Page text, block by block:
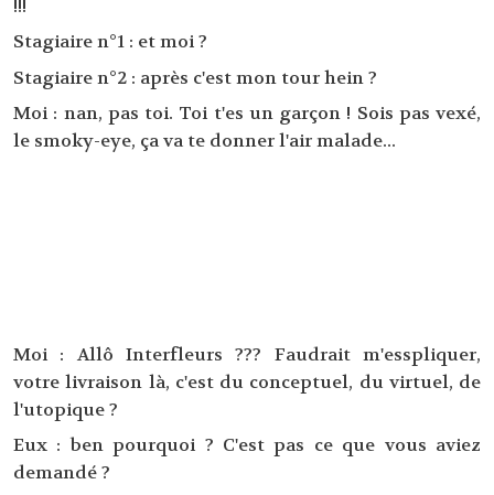
!!!
Stagiaire n°1 : et moi ?
Stagiaire n°2 : après c'est mon tour hein ?
Moi : nan, pas toi. Toi t'es un garçon ! Sois pas vexé,
le smoky-eye, ça va te donner l'air malade...
Moi : Allô Interfleurs ??? Faudrait m'esspliquer,
votre livraison là, c'est du conceptuel, du virtuel, de
l'utopique ?
Eux : ben pourquoi ? C'est pas ce que vous aviez
demandé ?